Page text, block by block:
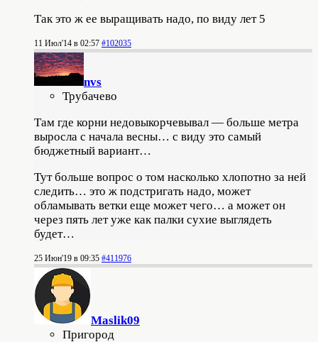
Так это ж ее выращивать надо, по виду лет 5
11 Июл'14 в 02:57 #102035
nvs
Трубачево
Там где корни недовыкорчевывал — больше метра
выросла с начала весны… с виду это самый
бюджетный вариант…
Тут больше вопрос о том насколько хлопотно за ней
следить… это ж подстригать надо, может
обламывать ветки еще может чего… а может он
через пять лет уже как палки сухие выглядеть
будет…
25 Июн'19 в 09:35 #411976
Maslik09
Пригород